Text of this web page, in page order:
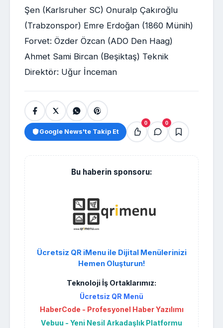
Şen (Karlsruher SC) Onuralp Çakıroğlu
(Trabzonspor) Emre Erdoğan (1860 Münih)
Forvet: Özder Özcan (ADO Den Haag)
Ahmet Sami Bircan (Beşiktaş) Teknik
Direktör: Uğur İnceman
Google News'te Takip Et
0 0
Bu haberin sponsoru:
Ücretsiz QR iMenu ile Dijital Menülerinizi
Hemen Oluşturun!
Teknoloji İş Ortaklarımız:
Ücretsiz QR Menü
HaberCode - Profesyonel Haber Yazılımı
Vebuu - Yeni Nesil Arkadaşlık Platformu